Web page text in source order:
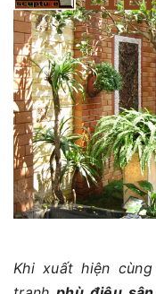
Khi xuất hiện